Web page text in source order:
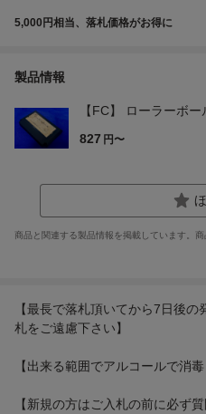
5,000円相当、落札価格がお得に
製品情報
【FC】 ローラーボー
827 円〜
商品と関連する製品情報を掲載しています。
【最長で落札頂いてから7日後
札をご遠慮下さい】
【出来る範囲でアルコールで消
【新規の方はご入札の前に必ず